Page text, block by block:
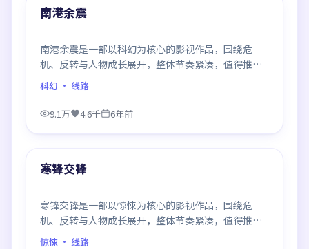
最新
南港余震
南港余震是一部以科幻为核心的影视作品，围绕危
机、反转与人物成长展开，整体节奏紧凑，值得推荐
观看。
科幻 · 线路
9.1万 4.6千 6年前
最新
寒锋交锋
寒锋交锋是一部以惊悚为核心的影视作品，围绕危
机、反转与人物成长展开，整体节奏紧凑，值得推荐
观看。
惊悚 · 线路